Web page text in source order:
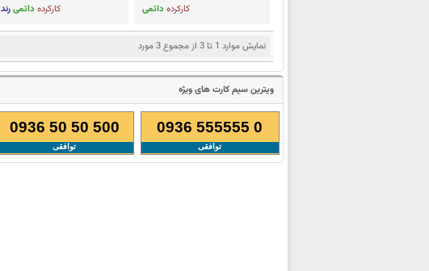
کارکرده دائمی
کارکرده دائمیرند
نمایش موارد 1 تا 3 از مجموع 3 مورد
ویترین سیم کارت های ویژه
0936 555555 0
توافقی
0936 50 50 500
توافقی